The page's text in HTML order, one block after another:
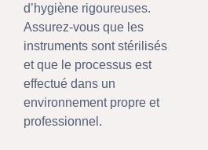
d’hygiène rigoureuses.
Assurez-vous que les
instruments sont stérilisés
et que le processus est
effectué dans un
environnement propre et
professionnel.